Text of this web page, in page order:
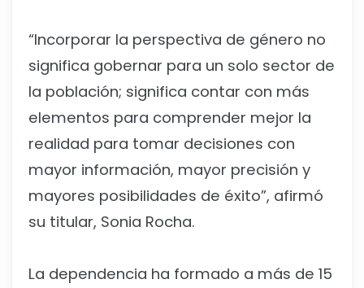
“Incorporar la perspectiva de género no
significa gobernar para un solo sector de
la población; significa contar con más
elementos para comprender mejor la
realidad para tomar decisiones con
mayor información, mayor precisión y
mayores posibilidades de éxito”, afirmó
su titular, Sonia Rocha.
La dependencia ha formado a más de 15